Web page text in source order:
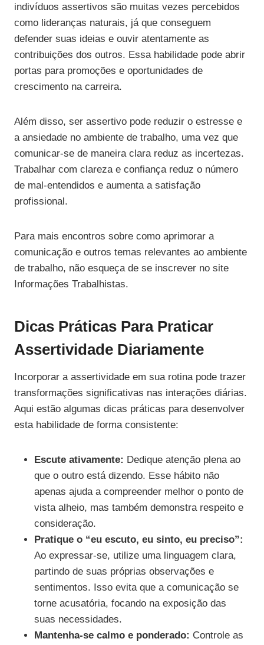
indivíduos assertivos são muitas vezes percebidos
como lideranças naturais, já que conseguem
defender suas ideias e ouvir atentamente as
contribuições dos outros. Essa habilidade pode abrir
portas para promoções e oportunidades de
crescimento na carreira.
Além disso, ser assertivo pode reduzir o estresse e
a ansiedade no ambiente de trabalho, uma vez que
comunicar-se de maneira clara reduz as incertezas.
Trabalhar com clareza e confiança reduz o número
de mal-entendidos e aumenta a satisfação
profissional.
Para mais encontros sobre como aprimorar a
comunicação e outros temas relevantes ao ambiente
de trabalho, não esqueça de se inscrever no site
Informações Trabalhistas.
Dicas Práticas Para Praticar
Assertividade Diariamente
Incorporar a assertividade em sua rotina pode trazer
transformações significativas nas interações diárias.
Aqui estão algumas dicas práticas para desenvolver
esta habilidade de forma consistente:
Escute ativamente: Dedique atenção plena ao
que o outro está dizendo. Esse hábito não
apenas ajuda a compreender melhor o ponto de
vista alheio, mas também demonstra respeito e
consideração.
Pratique o “eu escuto, eu sinto, eu preciso”:
Ao expressar-se, utilize uma linguagem clara,
partindo de suas próprias observações e
sentimentos. Isso evita que a comunicação se
torne acusatória, focando na exposição das
suas necessidades.
Mantenha-se calmo e ponderado: Controle as